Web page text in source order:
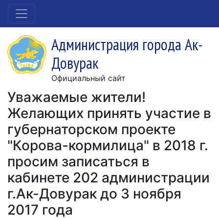
Администрация города Ак-
Довурак
Официальный сайт
Уважаемые жители!
Желающих принять участие в
губернаторском проекте
"Корова-кормилица" в 2018 г.
просим записаться в
кабинете 202 администрации
г.Ак-Довурак до 3 ноября
2017 года